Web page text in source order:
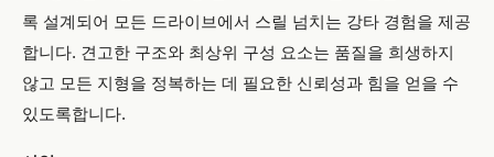
록 설계되어 모든 드라이브에서 스릴 넘치는 강타 경험을 제공
합니다. 견고한 구조와 최상위 구성 요소는 품질을 희생하지
않고 모든 지형을 정복하는 데 필요한 신뢰성과 힘을 얻을 수
있도록합니다.